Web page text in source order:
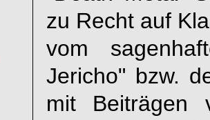
zu Recht auf
vom
Jericho" bzw.
mit Beiträgen